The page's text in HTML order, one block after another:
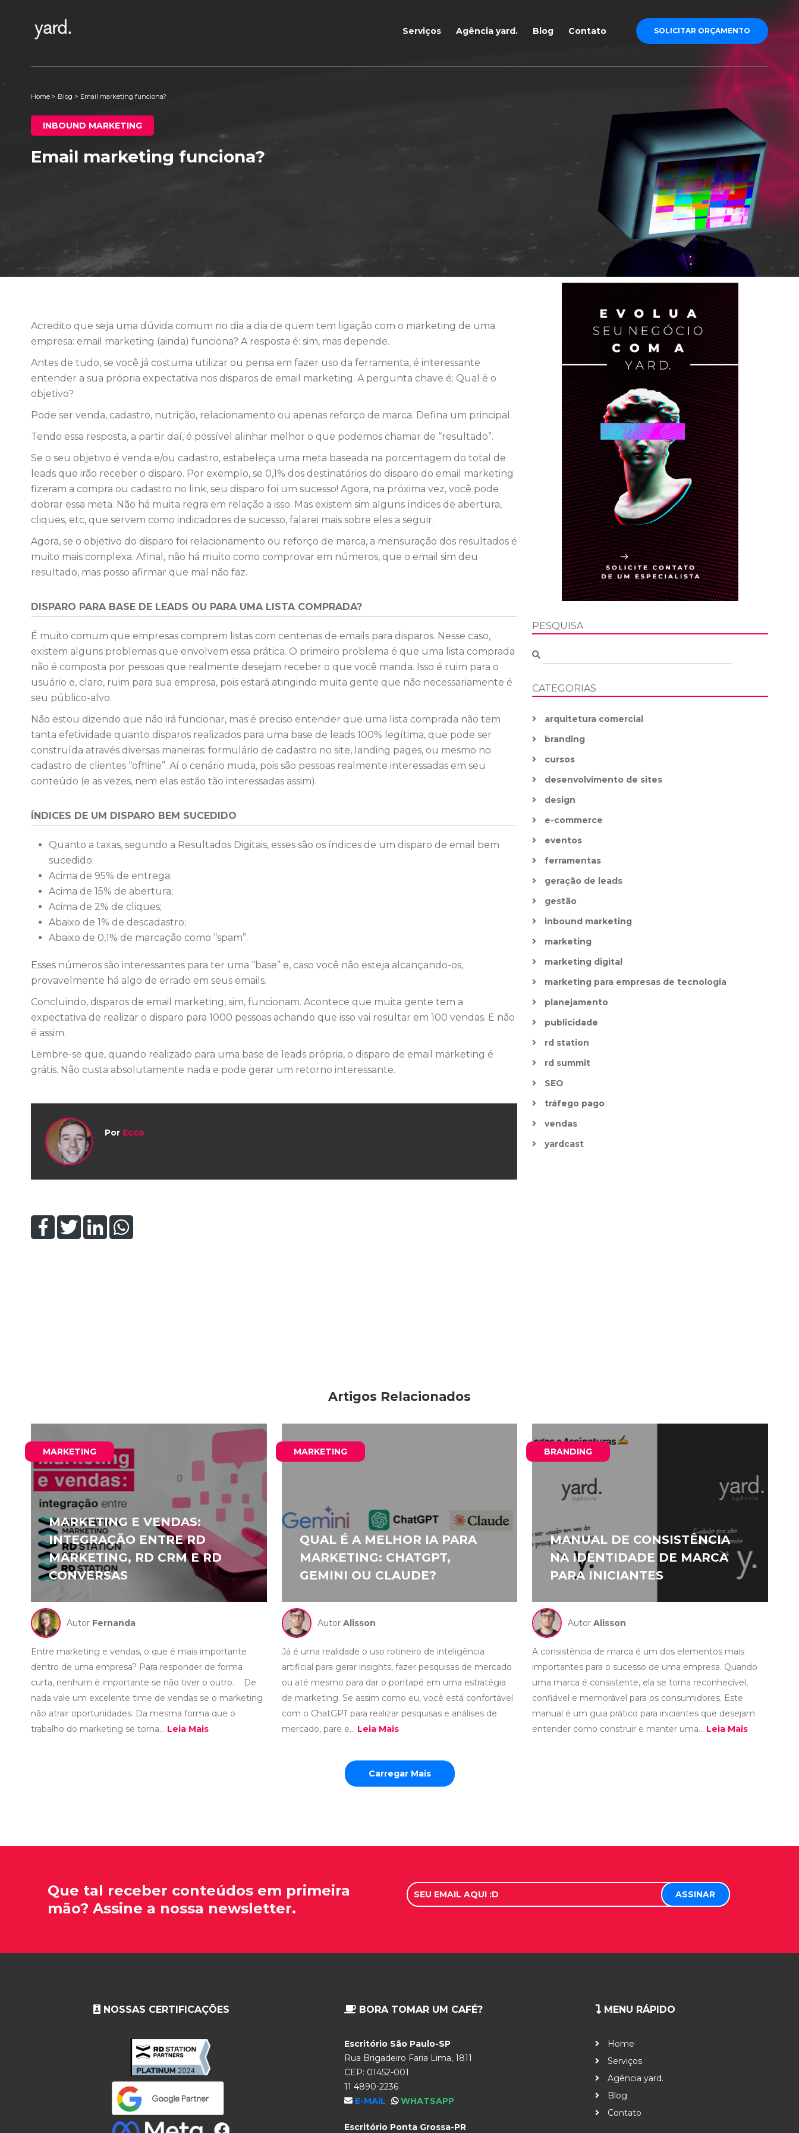
Serviços Agência yard. Blog Contato SOLICITAR ORÇAMENTO
Home > Blog > Email marketing funciona?
INBOUND MARKETING
Email marketing funciona?
Acredito que seja uma dúvida comum no dia a dia de quem tem ligação com o marketing de uma
empresa: email marketing (ainda) funciona? A resposta é: sim, mas depende.
Antes de tudo, se você já costuma utilizar ou pensa em fazer uso da ferramenta, é interessante
entender a sua própria expectativa nos disparos de email marketing. A pergunta chave é: Qual é o
objetivo?
Pode ser venda, cadastro, nutrição, relacionamento ou apenas reforço de marca. Defina um principal.
Tendo essa resposta, a partir daí, é possível alinhar melhor o que podemos chamar de “resultado”.
Se o seu objetivo é venda e/ou cadastro, estabeleça uma meta baseada na porcentagem do total de
leads que irão receber o disparo. Por exemplo, se 0,1% dos destinatários do disparo do email marketing
fizeram a compra ou cadastro no link, seu disparo foi um sucesso! Agora, na próxima vez, você pode
dobrar essa meta. Não há muita regra em relação a isso. Mas existem sim alguns índices de abertura,
cliques, etc, que servem como indicadores de sucesso, falarei mais sobre eles a seguir.
Agora, se o objetivo do disparo foi relacionamento ou reforço de marca, a mensuração dos resultados é
muito mais complexa. Afinal, não há muito como comprovar em números, que o email sim deu
resultado, mas posso afirmar que mal não faz.
DISPARO PARA BASE DE LEADS OU PARA UMA LISTA COMPRADA?
É muito comum que empresas comprem listas com centenas de emails para disparos. Nesse caso,
existem alguns problemas que envolvem essa prática. O primeiro problema é que uma lista comprada
não é composta por pessoas que realmente desejam receber o que você manda. Isso é ruim para o
usuário e, claro, ruim para sua empresa, pois estará atingindo muita gente que não necessariamente é
seu público-alvo.
Não estou dizendo que não irá funcionar, mas é preciso entender que uma lista comprada não tem
tanta efetividade quanto disparos realizados para uma base de leads 100% legítima, que pode ser
construída através diversas maneiras: formulário de cadastro no site, landing pages, ou mesmo no
cadastro de clientes “offline”. Aí o cenário muda, pois são pessoas realmente interessadas em seu
conteúdo (e as vezes, nem elas estão tão interessadas assim).
ÍNDICES DE UM DISPARO BEM SUCEDIDO
Quanto a taxas, segundo a Resultados Digitais, esses são os índices de um disparo de email bem
sucedido:
Acima de 95% de entrega;
Acima de 15% de abertura;
Acima de 2% de cliques;
Abaixo de 1% de descadastro;
Abaixo de 0,1% de marcação como “spam”.
Esses números são interessantes para ter uma “base” e, caso você não esteja alcançando-os,
provavelmente há algo de errado em seus emails.
Concluindo, disparos de email marketing, sim, funcionam. Acontece que muita gente tem a
expectativa de realizar o disparo para 1000 pessoas achando que isso vai resultar em 100 vendas. E não
é assim.
Lembre-se que, quando realizado para uma base de leads própria, o disparo de email marketing é
grátis. Não custa absolutamente nada e pode gerar um retorno interessante.
Por Ecco
PESQUISA
CATEGORIAS
arquitetura comercial
branding
cursos
desenvolvimento de sites
design
e-commerce
eventos
ferramentas
geração de leads
gestão
inbound marketing
marketing
marketing digital
marketing para empresas de tecnologia
planejamento
publicidade
rd station
rd summit
SEO
tráfego pago
vendas
yardcast
Artigos Relacionados
MARKETING
MARKETING E VENDAS:
INTEGRAÇÃO ENTRE RD
MARKETING, RD CRM E RD
CONVERSAS
Autor Fernanda
Entre marketing e vendas, o que é mais importante
dentro de uma empresa? Para responder de forma
curta, nenhum é importante se não tiver o outro. De
nada vale um excelente time de vendas se o marketing
não atrair oportunidades. Da mesma forma que o
trabalho do marketing se torna... Leia Mais
MARKETING
QUAL É A MELHOR IA PARA
MARKETING: CHATGPT,
GEMINI OU CLAUDE?
Autor Alisson
Já é uma realidade o uso rotineiro de inteligência
artificial para gerar insights, fazer pesquisas de mercado
ou até mesmo para dar o pontapé em uma estratégia
de marketing. Se assim como eu, você está confortável
com o ChatGPT para realizar pesquisas e análises de
mercado, pare e... Leia Mais
BRANDING
MANUAL DE CONSISTÊNCIA
NA IDENTIDADE DE MARCA
PARA INICIANTES
AutorAlisson
A consistência de marca é um dos elementos mais
importantes para o sucesso de uma empresa. Quando
uma marca é consistente, ela se torna reconhecível,
confiável e memorável para os consumidores. Este
manual é um guia prático para iniciantes que desejam
entender como construir e manter uma... Leia Mais
Carregar Mais
Que tal receber conteúdos em primeira
mão? Assine a nossa newsletter.
NOSSAS CERTIFICAÇÕES BORA TOMAR UM CAFÉ?
Escritório São Paulo-SP
Rua Brigadeiro Faria Lima, 1811
CEP: 01452-001
11 4890-2236
E-MAIL
WHATSAPP
Escritório Ponta Grossa-PR
MENU RÁPIDO
Home
Serviços
Agência yard.
Blog
Contato